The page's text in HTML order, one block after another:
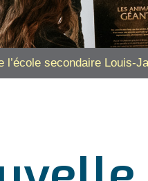
l’école secondaire Louis-